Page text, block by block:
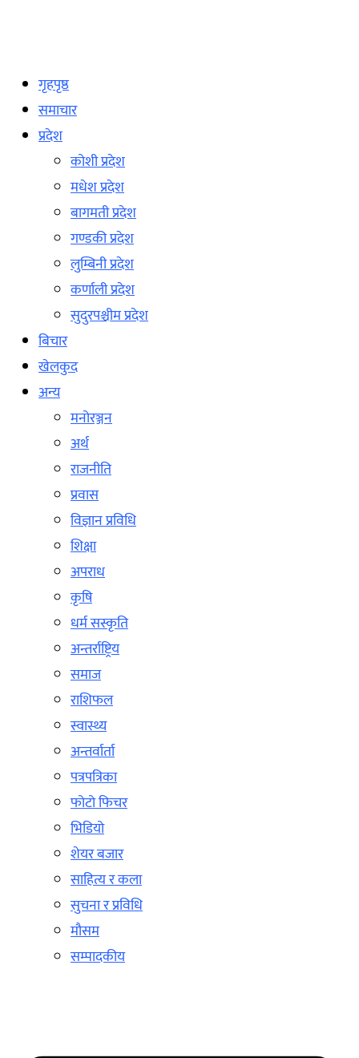
गृहपृष्ठ
समाचार
प्रदेश
कोशी प्रदेश
मधेश प्रदेश
बागमती प्रदेश
गण्डकी प्रदेश
लुम्बिनी प्रदेश
कर्णाली प्रदेश
सुदुरपश्चीम प्रदेश
बिचार
खेलकुद
अन्य
मनोरञ्जन
अर्थ
राजनीति
प्रवास
विज्ञान प्रविधि
शिक्षा
अपराध
कृषि
धर्म सस्कृति
अन्तर्राष्ट्रिय
समाज
राशिफल
स्वास्थ्य
अन्तर्वार्ता
पत्रपत्रिका
फोटो फिचर
भिडियो
शेयर बजार
साहित्य र कला
सुचना र प्रविधि
मौसम
सम्पादकीय